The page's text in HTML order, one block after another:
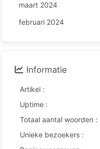
maart 2024
februari 2024
Informatie
Artikel :
Uptime :
Totaal aantal woorden :
Unieke bezoekers :